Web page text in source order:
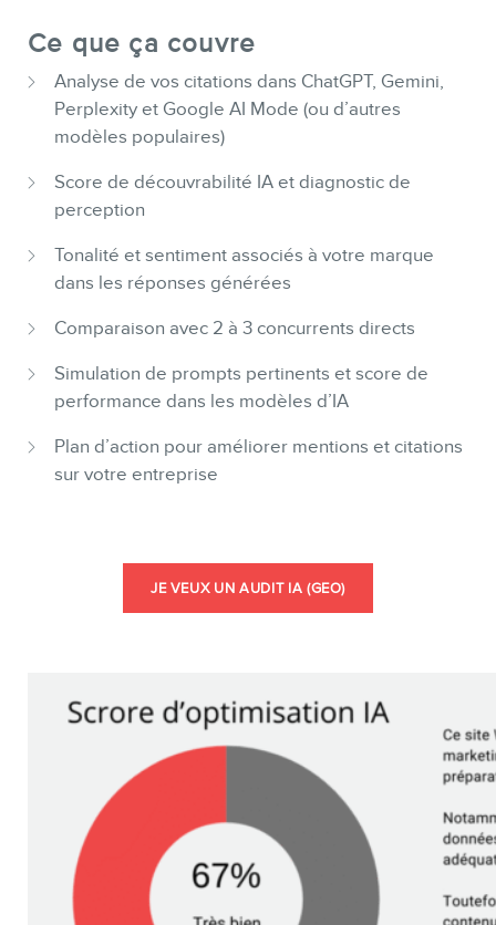
Ce que ça couvre
Analyse de vos citations dans ChatGPT, Gemini,
Perplexity et Google AI Mode (ou d’autres
modèles populaires)
Score de découvrabilité IA et diagnostic de
perception
Tonalité et sentiment associés à votre marque
dans les réponses générées
Comparaison avec 2 à 3 concurrents directs
Simulation de prompts pertinents et score de
performance dans les modèles d’IA
Plan d’action pour améliorer mentions et citations
sur votre entreprise
JE VEUX UN AUDIT IA (GEO)